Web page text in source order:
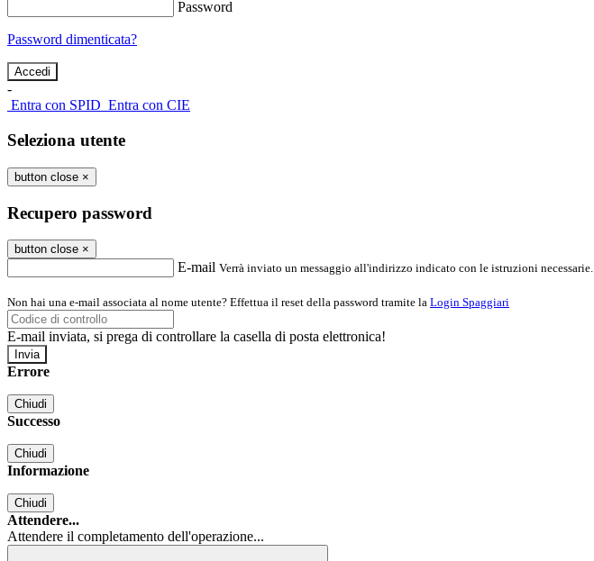
Password
Password dimenticata?
-
Entra con SPID Entra con CIE
Seleziona utente
button close ×
Recupero password
button close ×
E-mail Verrà inviato un messaggio all'indirizzo indicato con le istruzioni necessarie.
Non hai una e-mail associata al nome utente? Effettua il reset della password tramite la Login Spaggiari
E-mail inviata, si prega di controllare la casella di posta elettronica!
Errore
Chiudi
Successo
Chiudi
Informazione
Chiudi
Attendere...
Attendere il completamento dell'operazione...